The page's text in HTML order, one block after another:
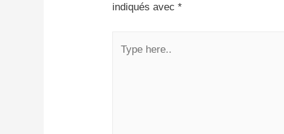
indiqués avec*